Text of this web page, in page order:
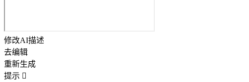
修改AI描述
去编辑
重新生成
提示 